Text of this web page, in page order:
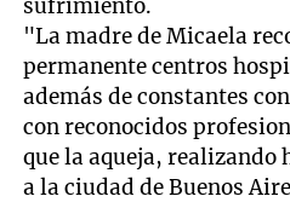
sufrimiento.
"La madre de Micaela
permanente centros
además de constantes
con reconocidos
que la aqueja, realizando
a la ciudad de Buenos